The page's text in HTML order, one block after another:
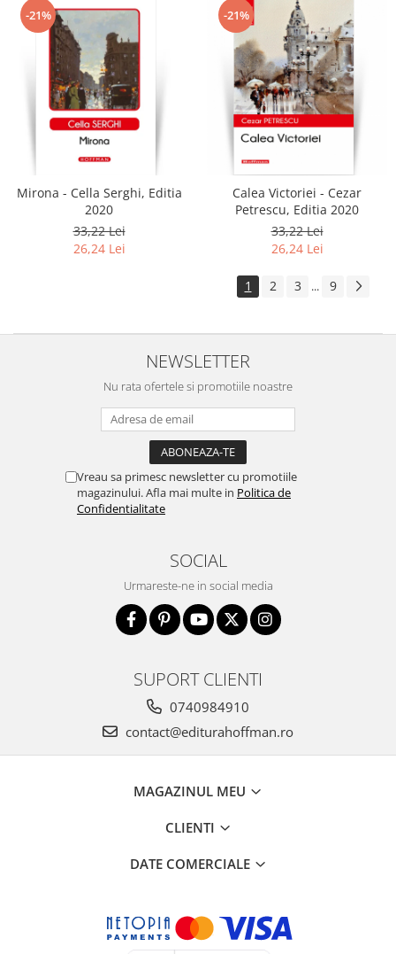
-21%
Mirona - Cella Serghi, Editia
2020
33,22 Lei
26,24 Lei
-21%
Calea Victoriei - Cezar
Petrescu, Editia 2020
33,22 Lei
26,24 Lei
1 2 3 ... 9
NEWSLETTER
Nu rata ofertele si promotiile noastre
Vreau sa primesc newsletter cu promotiile
magazinului. Afla mai multe in Politica de
Confidentialitate
SOCIAL
Urmareste-ne in social media
SUPORT CLIENTI
0740984910
contact@editurahoffman.ro
MAGAZINUL MEU
CLIENTI
DATE COMERCIALE